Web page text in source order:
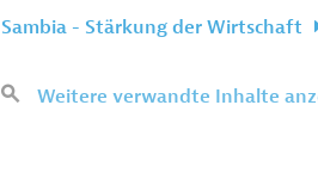
Sambia - Stärkung der Wirtschaft
Weitere verwandte Inhalte